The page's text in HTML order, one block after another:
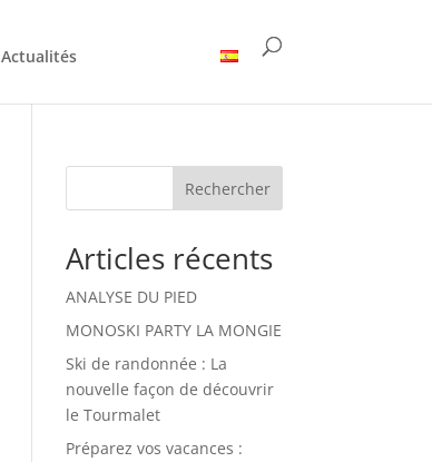
Actualités
Rechercher
Articles récents
ANALYSE DU PIED
MONOSKI PARTY LA MONGIE
Ski de randonnée : La
nouvelle façon de découvrir
le Tourmalet
Préparez vos vacances :